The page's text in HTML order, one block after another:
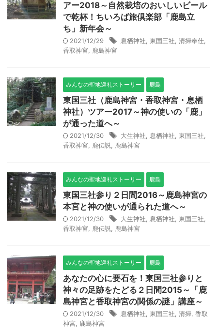
アー2018～自然栽培のおいしいビール
で乾杯！ちいろば旅倶楽部「鹿島立
ち」新年会～
2021/12/29 息栖神社 東国三社 清掃奉仕
香取神宮
鹿島神宮
みんなの聖地巡礼ストーリー 鹿島
東国三社（鹿島神宮・香取神宮・息栖
神社）ツアー2017～神の使いの「鹿」
が通った道へ～
2021/12/30 大生神社 息栖神社 東国三社
香取神宮
鹿伝説 鹿島神宮
みんなの聖地巡礼ストーリー 鹿島
東国三社参り２日間2016～鹿島神宮の
本宮と神の使いが通られた道へ～
2021/12/30 大生神社 息栖神社 東国三社
香取神宮
鹿伝説 鹿島神宮
みんなの聖地巡礼ストーリー 鹿島
あなたの心に要石を！東国三社参りと
神々の足跡をたどる２日間2015～「鹿
島神宮と香取神宮の関係の謎」講座～
2021/12/30 息栖神社 東国三社 清掃 香取
神宮
鹿島神宮